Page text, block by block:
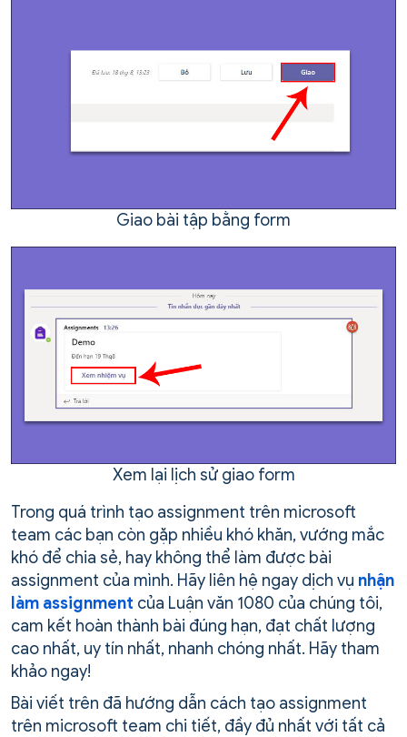
Giao bài tập bằng form
Xem lại lịch sử giao form
Trong quá trình tạo assignment trên microsoft
team các bạn còn gặp nhiều khó khăn, vướng mắc
khó để chia sẻ, hay không thể làm được bài
assignment của mình. Hãy liên hệ ngay dịch vụ nhận
làm assignment của Luận văn 1080 của chúng tôi,
cam kết hoàn thành bài đúng hạn, đạt chất lượng
cao nhất, uy tín nhất, nhanh chóng nhất. Hãy tham
khảo ngay!
Bài viết trên đã hướng dẫn cách tạo assignment
trên microsoft team chi tiết, đầy đủ nhất với tất cả